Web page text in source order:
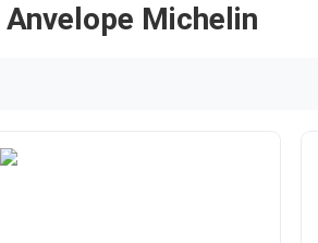
Anvelope Michelin